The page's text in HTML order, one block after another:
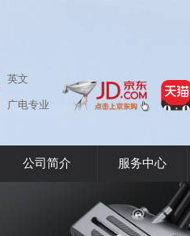
英文
广电专业
公司简介 服务中心